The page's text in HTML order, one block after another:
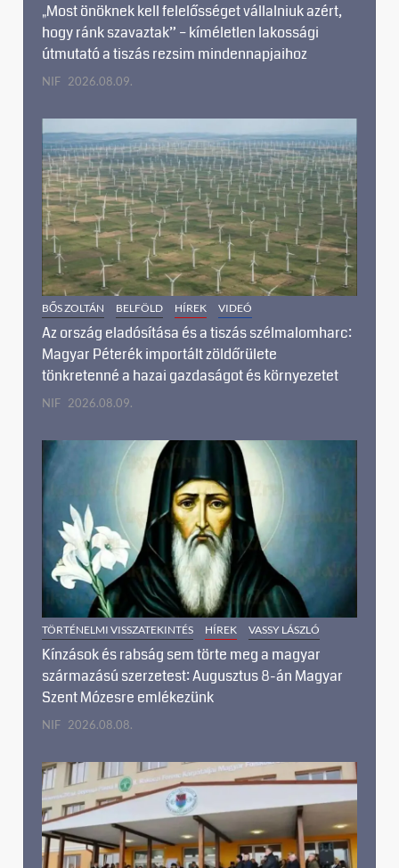
„Most önöknek kell felelősséget vállalniuk azért,
hogy ránk szavaztak” – kíméletlen lakossági
útmutató a tiszás rezsim mindennapjaihoz
NIF 2026.08.09.
BŐS ZOLTÁN BELFÖLD HÍREK VIDEÓ
Az ország eladósítása és a tiszás szélmalomharc:
Magyar Péterék importált zöldőrülete
tönkretenné a hazai gazdaságot és környezetet
NIF 2026.08.09.
TÖRTÉNELMI VISSZATEKINTÉS HÍREK VASSY LÁSZLÓ
Kínzások és rabság sem törte meg a magyar
származású szerzetest: Augusztus 8-án Magyar
Szent Mózesre emlékezünk
NIF 2026.08.08.